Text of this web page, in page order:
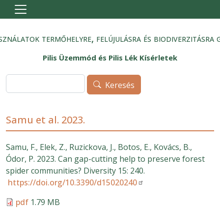
Ugrás a tartalomra
termőhelyre, felújulásra és
Pilis Üzemmód és Pilis Lék Kísérletek
Keresés
Keresés
Samu et al. 2023.
Samu, F., Elek, Z., Ruzickova, J., Botos, E., Kovács, B.,
Ódor, P. 2023. Can gap-cutting help to preserve forest
spider communities? Diversity 15: 240.
https://doi.org/10.3390/d15020240
pdf 1.79 MB